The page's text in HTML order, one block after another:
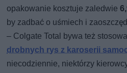
opakowanie kosztuje zaledwie
by zadbać o uśmiech i
– Colgate Total bywa też
drobnych rys z karoserii
niecodziennie, niektórzy